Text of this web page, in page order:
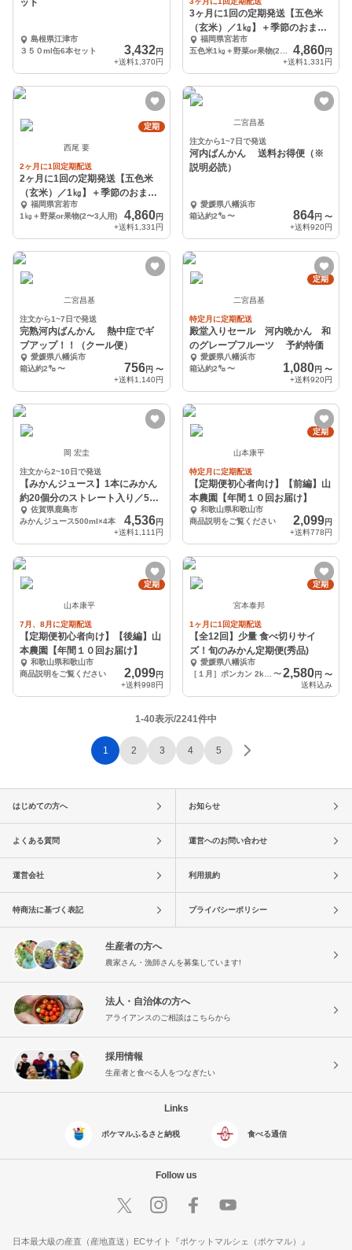
ット
島根県江津市
３５０ml缶6本セット
3,432円
+送料1,370円
3ヶ月に1回の定期発送【五色米
（玄米）／1㎏】＋季節のおまか
せ野菜or果物セット
福岡県宮若市
4,860円
+送料1,331円
定期
西尾 要
2ヶ月に1回定期配送
2ヶ月に1回の定期発送【五色米
（玄米）／1㎏】＋季節のおまか
せ野菜or果物セット
福岡県宮若市
1㎏＋野菜or果物(2〜3人用)
4,860円
+送料1,331円
二宮昌基
注文から1~7日で発送
河内ばんかん 送料お得便（※
説明必読）
愛媛県八幡浜市
箱込約2㌔ 〜 864円 〜
+送料920円
二宮昌基
注文から1~7日で発送
完熟河内ばんかん 熱中症でギ
ブアップ！！（クール便）
愛媛県八幡浜市
箱込約2㌔〜 756円 〜
+送料1,140円
定期
二宮昌基
特定月に定期配送
殿堂入りセール 河内晩かん 和
のグレープフルーツ 予約特価
愛媛県八幡浜市
箱込約2㌔ 〜 1,080円 〜
+送料920円
岡 宏圭
注文から2~10日で発送
【みかんジュース】1本にみかん
約20個分のストレート入り／500
ｍl×佐賀県鹿島市
みかんジュース500ml×4本
4,536円
+送料1,111円
定期
山本康平
特定月に定期配送
【定期便初心者向け】【前編】山
本農園【年間１０回お届け】
和歌山県和歌山市
商品説明をご覧ください
2,099円
+送料778円
定期
山本康平
7月、8月に定期配送
【定期便初心者向け】【後編】山
本農園【年間１０回お届け】
和歌山県和歌山市
商品説明をご覧ください
2,099円
+送料998円
定期
宮本泰邦
1ヶ月に1回定期配送
【全12回】少量 食べ切りサイ
ズ！旬のみかん定期便(秀品)
愛媛県八幡浜市
〜2,580円 〜
送料込み
1-40表示/2241件中
1 2 3 4 5
はじめての方へ お知らせ
よくある質問 運営へのお問い合わせ
運営会社 利用規約
特商法に基づく表記 プライバシーポリシー
生産者の方へ
農家さん・漁師さんを募集しています!
法人・自治体の方へ
アライアンスのご相談はこちらから
採用情報
生産者と食べる人をつなぎたい
Links
ポケマルふるさと納税 食べる通信
Follow us
日本最大級の産直（産地直送）ECサイト『ポケットマルシェ（ポケマル）』